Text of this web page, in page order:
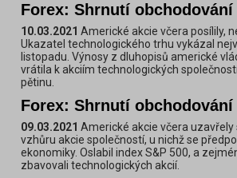
Forex: Shrnutí obchodování
10.03.2021 Americké akcie včera posílily,
Ukazatel technologického trhu vykázal
listopadu. Výnosy z dluhopisů americké
vrátila k akciím technologických
pětinu.
Forex: Shrnutí obchodování
09.03.2021 Americké akcie včera
vzhůru akcie společností, u nichž se
ekonomiky. Oslabil index S&P 500, a
zbavovali technologických akcií.